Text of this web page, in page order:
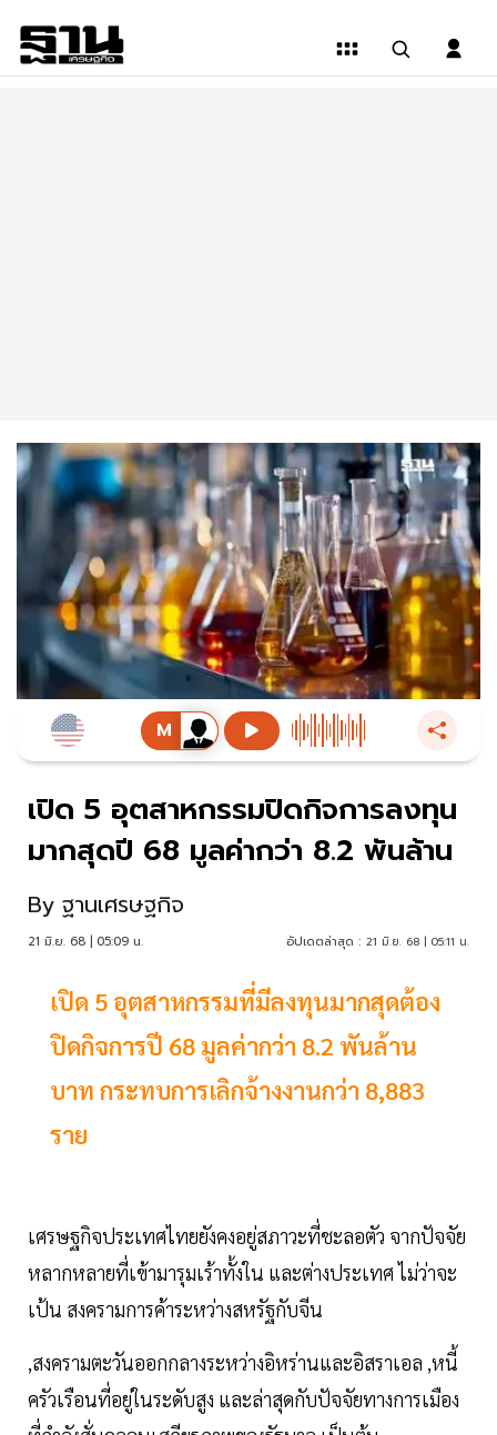
เปิด 5 อุตสาหกรรมปิดกิจการลงทุน
มากสุดปี 68 มูลค่ากว่า 8.2 พันล้าน
By ฐานเศรษฐกิจ
21 มิ.ย. 68 | 05:09 น. อัปเดตล่าสุด : 21 มิ.ย. 68 | 05:11 น.
เปิด 5 อุตสาหกรรมที่มีลงทุนมากสุดต้อง
ปิดกิจการปี 68 มูลค่ากว่า 8.2 พันล้าน
บาท กระทบการเลิกจ้างงานกว่า 8,883
ราย
เศรษฐกิจประเทศไทยยังคงอยู่สภาวะที่ชะลอตัว จากปัจจัย
หลากหลายที่เข้ามารุมเร้าทั้งใน และต่างประเทศ ไม่ว่าจะ
เป้น สงครามการค้าระหว่างสหรัฐกับจีน
,สงครามตะวันออกกลางระหว่างอิหร่านและอิสราเอล ,หนี้
ครัวเรือนที่อยู่ในระดับสูง และล่าสุดกับปัจจัยทางการเมือง